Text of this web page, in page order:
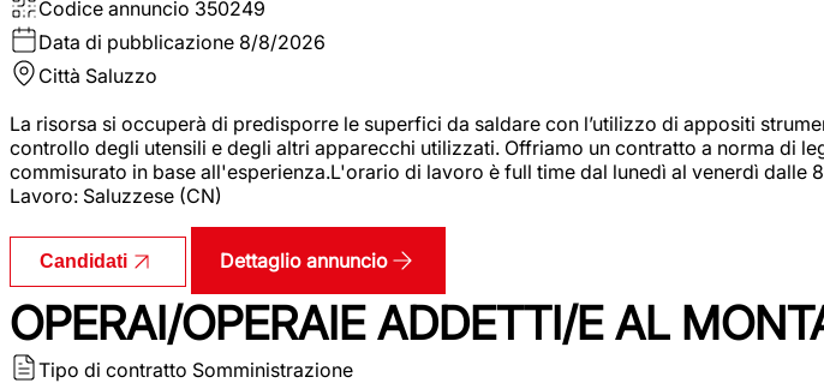
Codice annuncio 350249
Data di pubblicazione 8/8/2026
Città Saluzzo
La risorsa si occuperà di predisporre le superfici da saldare con l’utilizzo di appositi
controllo degli utensili e degli altri apparecchi utilizzati. Offriamo un contratto a norma di
commisurato in base all'esperienza.L'orario di lavoro è full time dal lunedì al venerdì dalle
Lavoro: Saluzzese (CN)
Candidati Dettaglio annuncio
OPERAI/OPERAIE ADDETTI/E AL
Tipo di contratto Somministrazione